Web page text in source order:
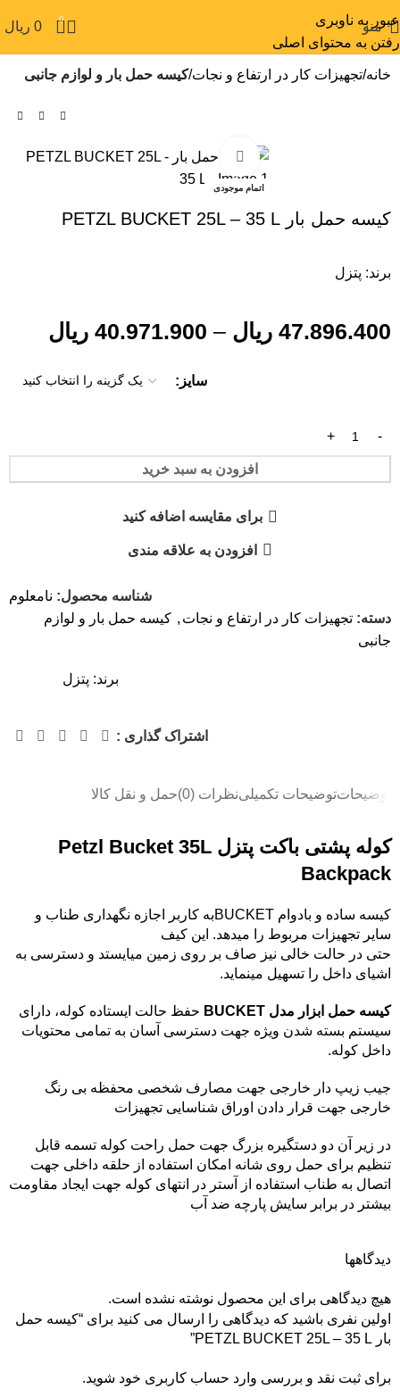
عبور به ناوبری
رفتن به محتوای اصلی
منو 0
0 ریال
خانه تجهیزات کار در ارتفاع و نجات کیسه حمل بار و لوازم جانبی
اتمام موجودی
بزرگنمایی تصویر
کیسه حمل بار PETZL BUCKET 25L – 35 L
برند: پتزل
47.896.400 ریال –
40.971.900 ریال
سایز
افزودن به سبد خرید
برای مقایسه اضافه کنید
افزودن به علاقه مندی
شناسه محصول: نامعلوم
دسته: تجهیزات کار در ارتفاع و نجات , کیسه حمل بار و لوازم
جانبی
برند: پتزل
اشتراک گذاری :
توضیحاتتوضیحات تکمیلینظرات (0) حمل و نقل کالا
کوله پشتی باکت پتزل Petzl Bucket 35L
Backpack
کیسه ساده و بادوام BUCKETبه کاربر اجازه نگهداری طناب و
سایر تجهیزات مربوط را میدهد. این کیف
حتی در حالت خالی نیز صاف بر روی زمین میایستد و دسترسی به
اشیای داخل را تسهیل مینماید.
کیسه حمل ابزار مدل BUCKET
حفظ حالت ایستاده کوله، دارای
سیستم بسته شدن ویژه جهت دسترسی آسان به تمامی محتویات
داخل کوله.
جیب زیپ دار خارجی جهت مصارف شخصی محفظه بی رنگ
خارجی جهت قرار دادن اوراق شناسایی تجهیزات
در زیر آن دو دستگیره بزرگ جهت حمل راحت کوله تسمه قابل
تنظیم برای حمل روی شانه امکان استفاده از حلقه داخلی جهت
اتصال به طناب استفاده از آستر در انتهای کوله جهت ایجاد مقاومت
بیشتر در برابر سایش پارچه ضد آب
دیدگاهها
هیچ دیدگاهی برای این محصول نوشته نشده است.
اولین نفری باشید که دیدگاهی را ارسال می کنید برای “کیسه حمل
بار PETZL BUCKET 25L – 35 L”
برای ثبت نقد و بررسی وارد حساب کاربری خود شوید.